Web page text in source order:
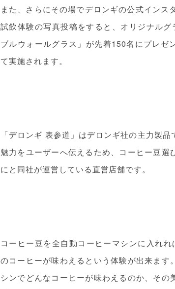
また、さらにその場でデロンギの公式インス
試飲体験の写真投稿をすると、オリジナル
ブルウォールグラス」が先着150名にプレゼ
て実施されます。
「デロンギ 表参道」はデロンギ社の主力製
魅力をユーザーへ伝えるため、コーヒー豆選
にと同社が運営している直営店舗です。
コーヒー豆を全自動コーヒーマシンに入れ
のコーヒーが味わえるという体験が出来ます
シンでどんなコーヒーが味わえるのか、その